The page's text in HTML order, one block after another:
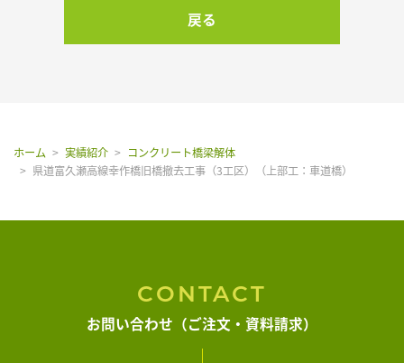
アクセス
お問い合わせ
戻る
ホーム 実績紹介
コンクリート橋梁解体
県道富久瀬高線幸作橋旧橋撤去工事（3工区）（上部工：車道橋）
CONTACT
お問い合わせ（ご注文・資料請求）